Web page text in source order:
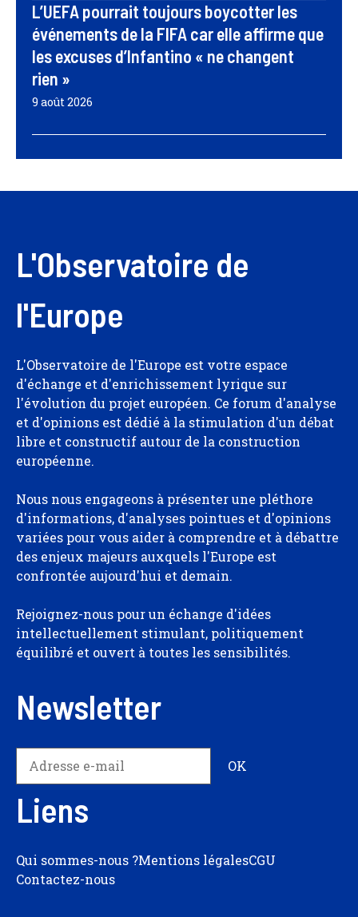
L’UEFA pourrait toujours boycotter les
événements de la FIFA car elle affirme que
les excuses d’Infantino « ne changent
rien »
9 août 2026
L'Observatoire de
l'Europe
L'Observatoire de l'Europe est votre espace
d'échange et d'enrichissement lyrique sur
l'évolution du projet européen. Ce forum d'analyse
et d'opinions est dédié à la stimulation d'un débat
libre et constructif autour de la construction
européenne.
Nous nous engageons à présenter une pléthore
d'informations, d'analyses pointues et d'opinions
variées pour vous aider à comprendre et à débattre
des enjeux majeurs auxquels l'Europe est
confrontée aujourd'hui et demain.
Rejoignez-nous pour un échange d'idées
intellectuellement stimulant, politiquement
équilibré et ouvert à toutes les sensibilités.
Newsletter
Liens
Qui sommes-nous ?Mentions légalesCGU
Contactez-nous